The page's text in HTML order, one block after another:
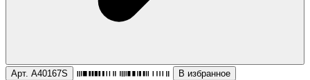
Арт. A40167S В избранное